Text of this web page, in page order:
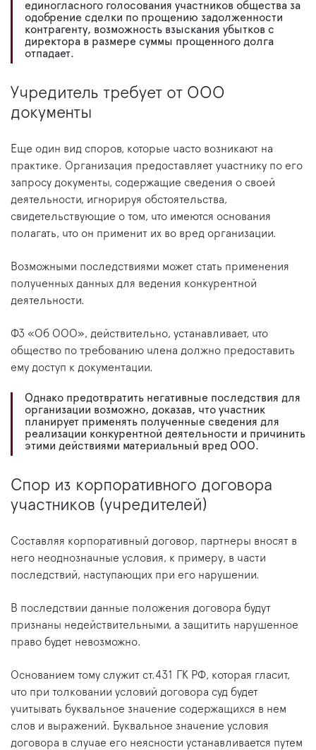
единогласного голосования участников общества за
одобрение сделки по прощению задолженности
контрагенту, возможность взыскания убытков с
директора в размере суммы прощенного долга
отпадает.
Учредитель требует от ООО
документы
Еще один вид споров, которые часто возникают на
практике. Организация предоставляет участнику по его
запросу документы, содержащие сведения о своей
деятельности, игнорируя обстоятельства,
свидетельствующие о том, что имеются основания
полагать, что он применит их во вред организации.
Возможными последствиями может стать применения
полученных данных для ведения конкурентной
деятельности.
ФЗ «Об ООО», действительно, устанавливает, что
общество по требованию члена должно предоставить
ему доступ к документации.
Однако предотвратить негативные последствия для
организации возможно, доказав, что участник
планирует применять полученные сведения для
реализации конкурентной деятельности и причинить
этими действиями материальный вред ООО.
Спор из корпоративного договора
участников (учредителей)
Составляя корпоративный договор, партнеры вносят в
него неоднозначные условия, к примеру, в части
последствий, наступающих при его нарушении.
В последствии данные положения договора будут
признаны недействительными, а защитить нарушенное
право будет невозможно.
Основанием тому служит ст.431 ГК РФ, которая гласит,
что при толковании условий договора суд будет
учитывать буквальное значение содержащихся в нем
слов и выражений. Буквальное значение условия
договора в случае его неясности устанавливается путем